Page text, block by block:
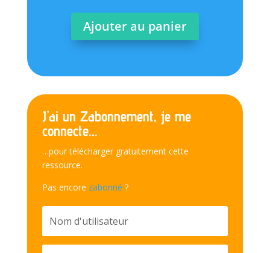
Ajouter au panier
J'ai un Zabonnement, je me
connecte...
…pour télécharger gratuitement cette
ressource.
Pas encore zabonné ?